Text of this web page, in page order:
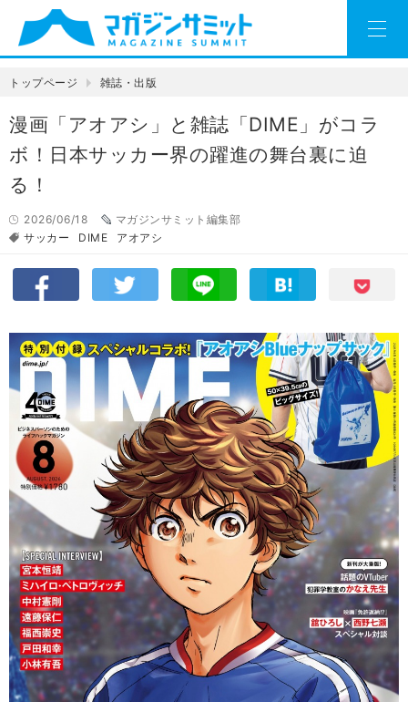
トップページ 雑誌・出版
漫画「アオアシ」と雑誌「DIME」がコラ
ボ！日本サッカー界の躍進の舞台裏に迫
る！
2026/06/18
マガジンサミット編集部
サッカー
DIME アオアシ